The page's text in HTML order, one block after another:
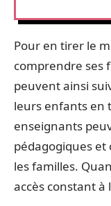
Pour en tirer le
comprendre ses
peuvent ainsi
leurs enfants en
enseignants
pédagogiques
les familles.
accès constant